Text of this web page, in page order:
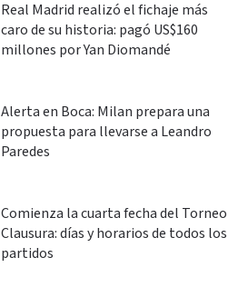
Real Madrid realizó el fichaje más
caro de su historia: pagó US$160
millones por Yan Diomandé
Alerta en Boca: Milan prepara una
propuesta para llevarse a Leandro
Paredes
Comienza la cuarta fecha del Torneo
Clausura: días y horarios de todos los
partidos